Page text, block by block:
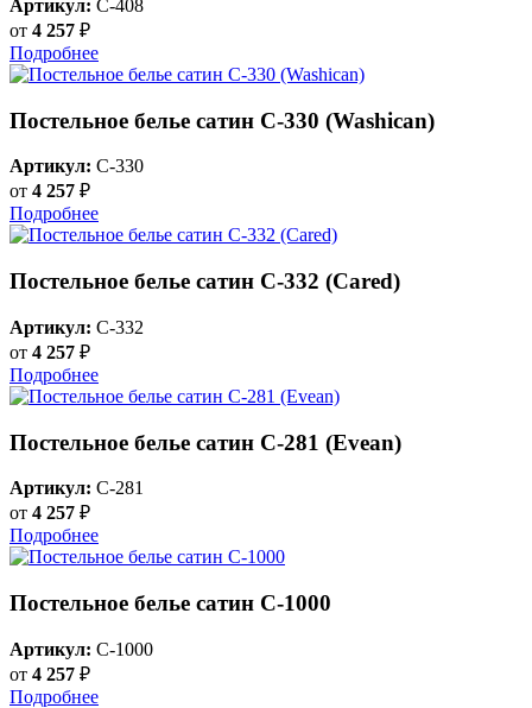
Артикул: C-408
от 4 257 ₽
Подробнее
Постельное белье сатин С-330 (Washican)
Артикул: C-330
от 4 257 ₽
Подробнее
Постельное белье сатин С-332 (Cared)
Артикул: C-332
от 4 257 ₽
Подробнее
Постельное белье сатин С-281 (Evean)
Артикул: C-281
от 4 257 ₽
Подробнее
Постельное белье сатин C-1000
Артикул: C-1000
от 4 257 ₽
Подробнее